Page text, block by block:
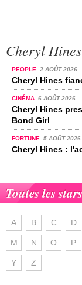
Cheryl
PEOPLE 2 AOÛT 2026
Cheryl Hines
CINÉMA 6 AOÛT 2026
Cheryl Hines
Bond Girl
FORTUNE 5 AOÛT 2026
Cheryl Hines :
Toutes les stars
A B C D
M N O P
Y Z